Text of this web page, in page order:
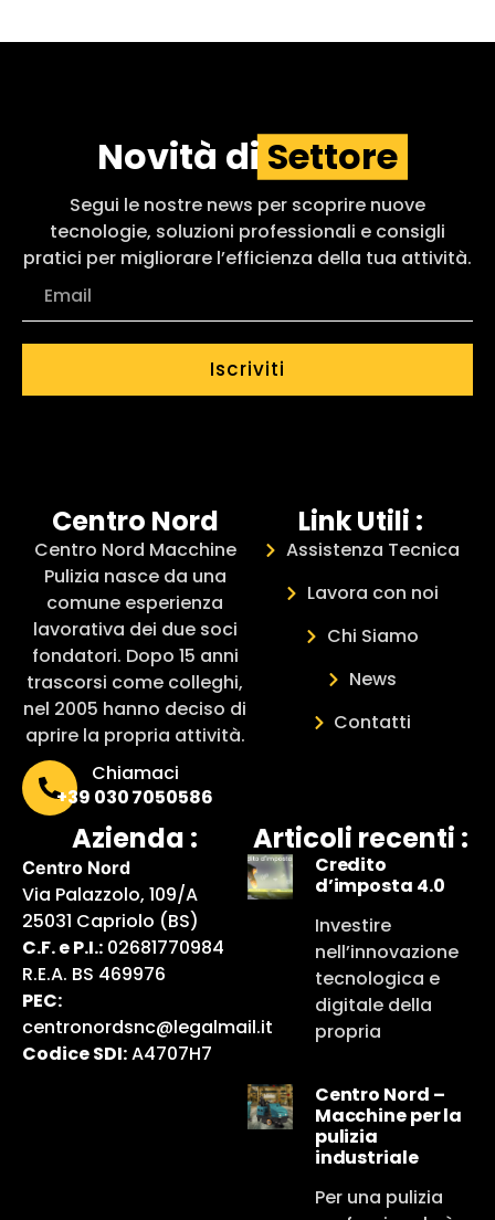
Novità di Settore
Segui le nostre news per scoprire nuove
tecnologie, soluzioni professionali e consigli
pratici per migliorare l’efficienza della tua attività.
Iscriviti
Centro Nord
Centro Nord Macchine
Pulizia nasce da una
comune esperienza
lavorativa dei due soci
fondatori. Dopo 15 anni
trascorsi come colleghi,
nel 2005 hanno deciso di
aprire la propria attività.
Chiamaci
+39 030 7050586
Link Utili :
Assistenza Tecnica
Lavora con noi
Chi Siamo
News
Contatti
Azienda :
Centro Nord
Via Palazzolo, 109/A
25031 Capriolo (BS)
C.F. e P.I.: 02681770984
R.E.A. BS 469976
PEC:
centronordsnc@legalmail.it
Codice SDI:A4707H7
Articoli recenti :
Credito
d’imposta 4.0
Investire
nell’innovazione
tecnologica e
digitale della
propria
Centro Nord –
Macchine per la
pulizia
industriale
Per una pulizia